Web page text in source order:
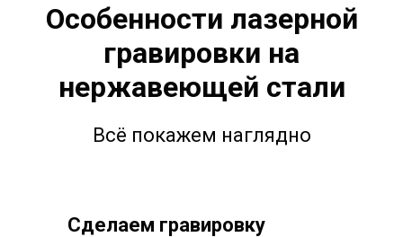
Особенности лазерной
гравировки на
нержавеющей стали
Всё покажем наглядно
Сделаем гравировку